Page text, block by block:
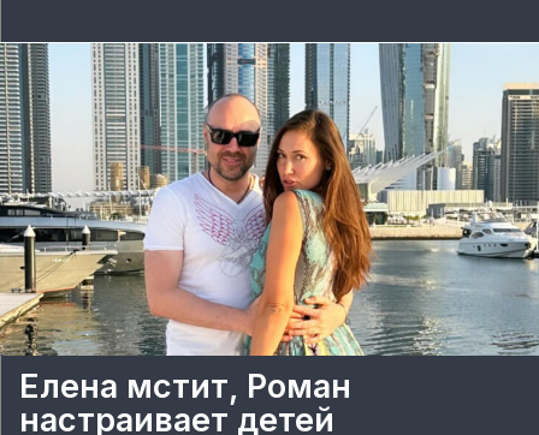
Елена мстит, Роман
настраивает детей